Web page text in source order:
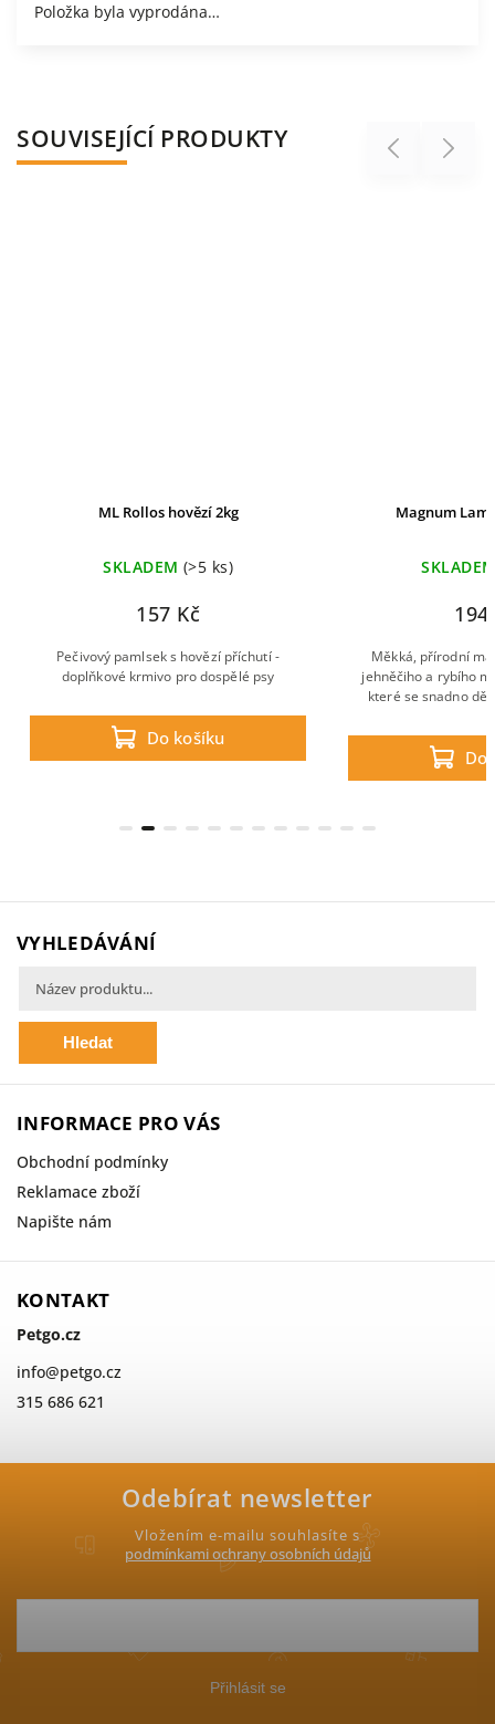
Položka byla vyprodána…
SOUVISEJÍCÍ PRODUKTY Previous
ML Rollos hovězí 2kg
SKLADEM (>5 ks)
157 Kč
Do košíku
Pečivový pamlsek s hovězí příchutí -
doplňkové krmivo pro dospělé psy
Magnum
194
Do
Měkká, přírodní
jehněčiho a rybího
které se snadno
Next
Odebírat newsletter
Vložením e-mailu souhlasíte s
podmínkami ochrany osobních údajů
Přihlásit se
VYHLEDÁVÁNÍ
Hledat
INFORMACE PRO VÁS
Obchodní podmínky
Reklamace zboží
Napište nám
KONTAKT
Petgo.cz
info@petgo.cz
315 686 621